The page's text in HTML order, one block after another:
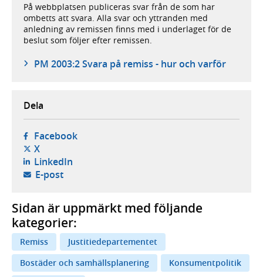
På webbplatsen publiceras svar från de som har
ombetts att svara. Alla svar och yttranden med
anledning av remissen finns med i underlaget för de
beslut som följer efter remissen.
PM 2003:2 Svara på remiss - hur och varför
Dela
Facebook- öppnas i ny flik, extern webbplats,
X- öppnas i ny flik, extern webbplats,
LinkedIn- öppnas i ny flik, extern webbplats,
E-post- öppnar din e-postklient,
Sidan är uppmärkt med följande
kategorier:
Remiss
Justitiedepartementet
Bostäder och samhällsplanering
Konsumentpolitik